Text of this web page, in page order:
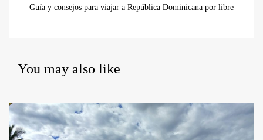
Guía y consejos para viajar a República Dominicana por libre
You may also like